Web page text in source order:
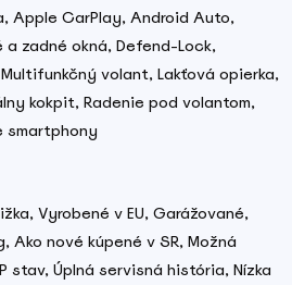
Apple CarPlay, Android Auto,
a zadné okná, Defend-Lock,
volant, Lakťová opierka,
kokpit, Radenie pod volantom,
smartphony
Vyrobené v EU, Garážované,
Ako nové kúpené v SR, Možná
stav, Úplná servisná história, Nízka